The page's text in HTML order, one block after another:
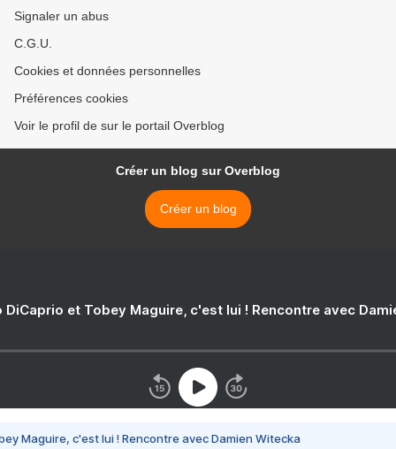
Signaler un abus
C.G.U.
Cookies et données personnelles
Préférences cookies
Voir le profil de sur le portail Overblog
Créer un blog sur Overblog
Créer un blog
DiCaprio et Tobey Maguire, c'est lui ! Rencontre avec
Maguire, c'est lui ! Rencontre avec Damien Witecka